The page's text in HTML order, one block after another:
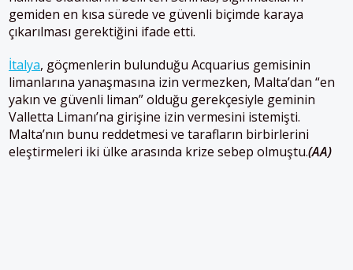
gemiden en kısa sürede ve güvenli biçimde karaya
çıkarılması gerektiğini ifade etti.
İtalya, göçmenlerin bulunduğu Acquarius gemisinin
limanlarına yanaşmasına izin vermezken, Malta’dan “en
yakın ve güvenli liman” olduğu gerekçesiyle geminin
Valletta Limanı’na girişine izin vermesini istemişti.
Malta’nın bunu reddetmesi ve tarafların birbirlerini
eleştirmeleri iki ülke arasında krize sebep olmuştu.(AA)